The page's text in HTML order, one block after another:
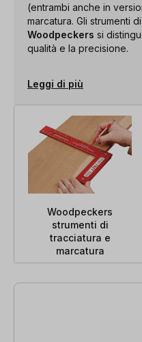
(entrambi anche in
marcatura. Gli strumenti
Woodpeckers si
qualità e la precisione.
Leggi di più
Woodpeckers
strumenti di
tracciatura e
marcatura
235 articoli trovati